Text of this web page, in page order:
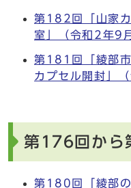
第182回「山家
室」（令和2年9
第181回「綾部
カプセル開封」
第176回から
第180回「綾部